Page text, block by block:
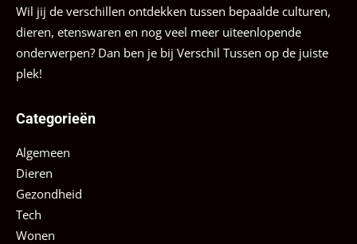
Wil jij de verschillen ontdekken tussen bepaalde culturen,
dieren, etenswaren en nog veel meer uiteenlopende
onderwerpen? Dan ben je bij Verschil Tussen op de juiste
plek!
Categorieën
Algemeen
Dieren
Gezondheid
Tech
Wonen